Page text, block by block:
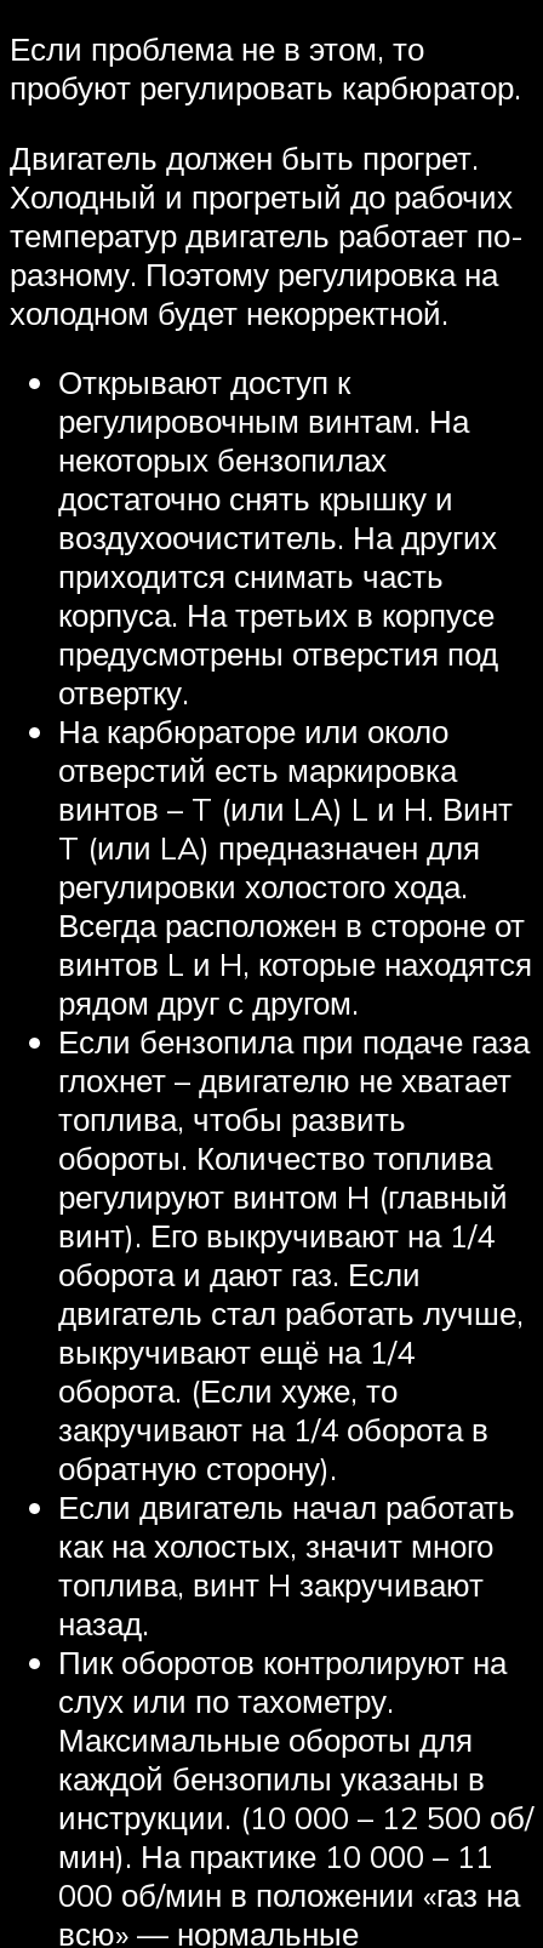
Если проблема не в этом, то
пробуют регулировать карбюратор.
Двигатель должен быть прогрет.
Холодный и прогретый до рабочих
температур двигатель работает по-
разному. Поэтому регулировка на
холодном будет некорректной.
Открывают доступ к
регулировочным винтам. На
некоторых бензопилах
достаточно снять крышку и
воздухоочиститель. На других
приходится снимать часть
корпуса. На третьих в корпусе
предусмотрены отверстия под
отвертку.
На карбюраторе или около
отверстий есть маркировка
винтов – T (или LA) L и H. Винт
T (или LA) предназначен для
регулировки холостого хода.
Всегда расположен в стороне от
винтов L и H, которые находятся
рядом друг с другом.
Если бензопила при подаче газа
глохнет – двигателю не хватает
топлива, чтобы развить
обороты. Количество топлива
регулируют винтом H (главный
винт). Его выкручивают на 1/4
оборота и дают газ. Если
двигатель стал работать лучше,
выкручивают ещё на 1/4
оборота. (Если хуже, то
закручивают на 1/4 оборота в
обратную сторону).
Если двигатель начал работать
как на холостых, значит много
топлива, винт H закручивают
назад.
Пик оборотов контролируют на
слух или по тахометру.
Максимальные обороты для
каждой бензопилы указаны в
инструкции. (10 000 – 12 500 об/
мин). На практике 10 000 – 11
000 об/мин в положении «газ на
всю» — нормальные